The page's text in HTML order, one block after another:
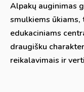
Alpakų auginimas
smulkiems ūkiams,
edukaciniams
draugišku
reikalavimais ir